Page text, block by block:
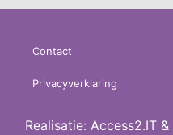
Contact
Privacyverklaring
Realisatie: Access2.IT &